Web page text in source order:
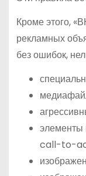
Кроме этого,
рекламных
без ошибок,
элементы
call-to-